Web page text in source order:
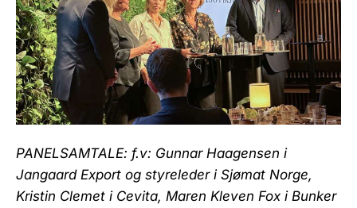
PANELSAMTALE: f.v: Gunnar Haagensen i
Jangaard Export og styreleder i Sjømat Norge,
Kristin Clemet i Cevita, Maren Kleven Fox i Bunker